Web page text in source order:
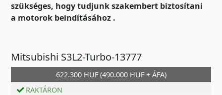
szükséges, hogy tudjunk szakembert biztosítani
a motorok beindításához .
Mitsubishi S3L2-Turbo-13777
622.300 HUF (490.000 HUF + ÁFA)
RAKTÁRON
Kosárba